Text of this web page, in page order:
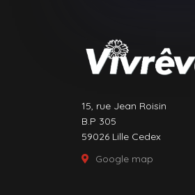
15, rue Jean Roisin
B.P 305
59026 Lille Cedex
Google map